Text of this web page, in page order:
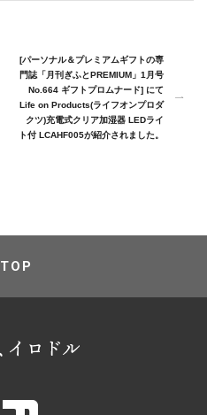
[パーソナル＆プレミアムギフトの専
門誌「月刊ぎふとPREMIUM」1月号
No.664 ギフトプロムナード] にて
Life on Products(ライフオンプロダ
クツ)充電式クリア加湿器 LEDライ
ト付 LCAHF005が紹介されました。
TOP